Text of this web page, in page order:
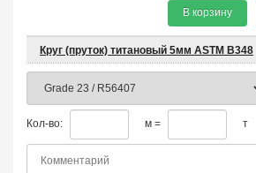
В корзину
Круг (пруток) титановый 5мм ASTM B348
Кол-во: м = т